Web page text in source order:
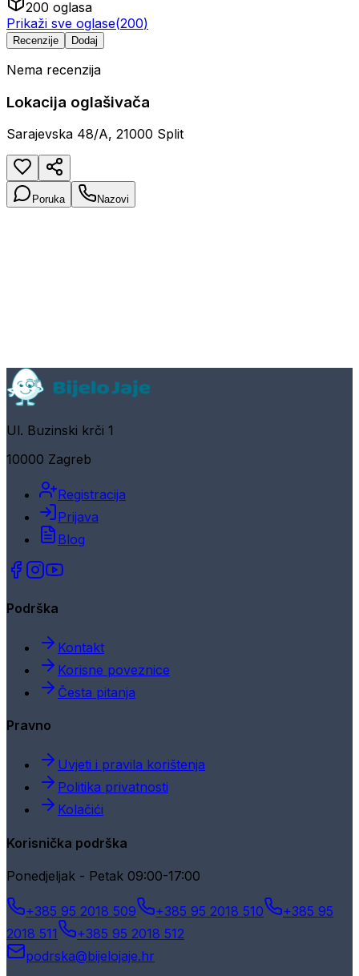
200 oglasa
Prikaži sve oglase(200)
Recenzije Dodaj
Nema recenzija
Lokacija oglašivača
Sarajevska 48/A, 21000 Split
Poruka Nazovi
Ul. Buzinski krči 1
10000 Zagreb
Registracija
Prijava
Blog
Podrška
Kontakt
Korisne poveznice
Česta pitanja
Pravno
Uvjeti i pravila korištenja
Politika privatnosti
Kolačići
Korisnička podrška
Ponedjeljak - Petak 09:00-17:00
+385 95 2018 509 +385 95 2018 510
+385 95
2018 511
+385 95 2018 512
podrska@bijelojaje.hr